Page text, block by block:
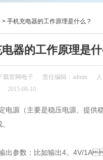
> 手机充电器的工作原理是什么？
器的工作原理是什么
载官网电子 责任编辑：admin
人
2015-08-10
（主要是稳压电源、提
。
参数：比如输出4。4V/